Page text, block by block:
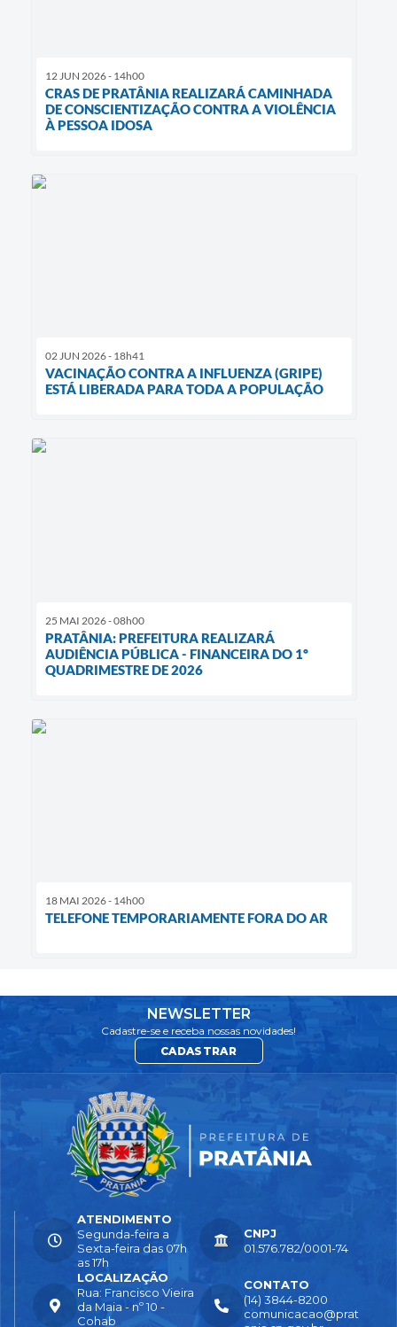
12 JUN 2026 - 14h00
CRAS DE PRATÂNIA REALIZARÁ CAMINHADA
DE CONSCIENTIZAÇÃO CONTRA A VIOLÊNCIA
À PESSOA IDOSA
02 JUN 2026 - 18h41
VACINAÇÃO CONTRA A INFLUENZA (GRIPE)
ESTÁ LIBERADA PARA TODA A POPULAÇÃO
25 MAI 2026 - 08h00
PRATÂNIA: PREFEITURA REALIZARÁ
AUDIÊNCIA PÚBLICA - FINANCEIRA DO 1º
QUADRIMESTRE DE 2026
18 MAI 2026 - 14h00
TELEFONE TEMPORARIAMENTE FORA DO AR
NEWSLETTER
Cadastre-se e receba nossas novidades!
CADASTRAR
LOCALIZAÇÃO
Rua: Francisco Vieira
da Maia - nº 10 -
Cohab
CONTATO
(14) 3844-8200
comunicacao@prat
ATENDIMENTO
Segunda-feira a
Sexta-feira das 07h
as 17h
CNPJ
01.576.782/0001-74